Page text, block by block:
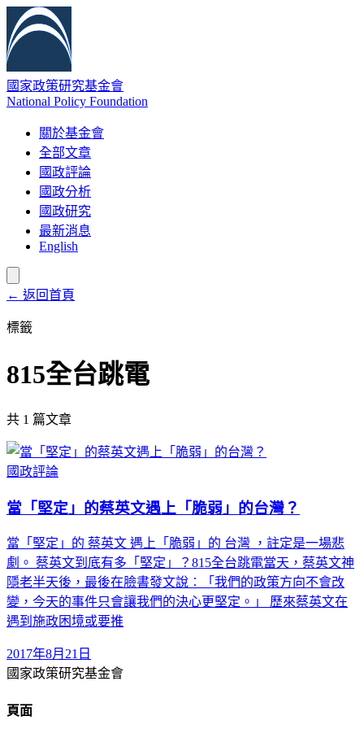
國家政策研究基金會
National Policy Foundation
關於基金會
全部文章
國政評論
國政分析
國政研究
最新消息
English
← 返回首頁
標籤
815全台跳電
共 1 篇文章
國政評論
當「堅定」的蔡英文遇上「脆弱」的台灣？
當「堅定」的 蔡英文 遇上「脆弱」的 台灣 ，註定是一場悲
劇。 蔡英文到底有多「堅定」？815全台跳電當天，蔡英文神
隱老半天後，最後在臉書發文說︰「我們的政策方向不會改
變，今天的事件只會讓我們的決心更堅定。」 歷來蔡英文在
遇到施政困境或要推
2017年8月21日
國家政策研究基金會
頁面